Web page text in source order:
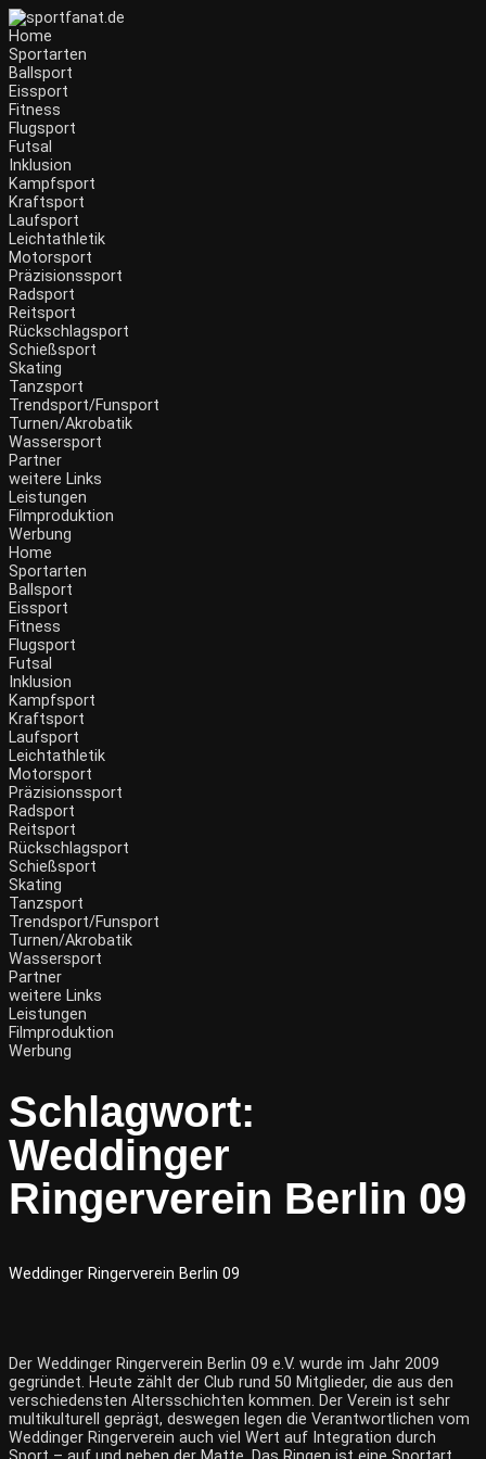
Home
Sportarten
Ballsport
Eissport
Fitness
Flugsport
Futsal
Inklusion
Kampfsport
Kraftsport
Laufsport
Leichtathletik
Motorsport
Präzisionssport
Radsport
Reitsport
Rückschlagsport
Schießsport
Skating
Tanzsport
Trendsport/Funsport
Turnen/Akrobatik
Wassersport
Partner
weitere Links
Leistungen
Filmproduktion
Werbung
Home
Sportarten
Ballsport
Eissport
Fitness
Flugsport
Futsal
Inklusion
Kampfsport
Kraftsport
Laufsport
Leichtathletik
Motorsport
Präzisionssport
Radsport
Reitsport
Rückschlagsport
Schießsport
Skating
Tanzsport
Trendsport/Funsport
Turnen/Akrobatik
Wassersport
Partner
weitere Links
Leistungen
Filmproduktion
Werbung
Schlagwort:
Weddinger
Ringerverein Berlin 09
Weddinger Ringerverein Berlin 09
Der Weddinger Ringerverein Berlin 09 e.V. wurde im Jahr 2009
gegründet. Heute zählt der Club rund 50 Mitglieder, die aus den
verschiedensten Altersschichten kommen. Der Verein ist sehr
multikulturell geprägt, deswegen legen die Verantwortlichen vom
Weddinger Ringerverein auch viel Wert auf Integration durch